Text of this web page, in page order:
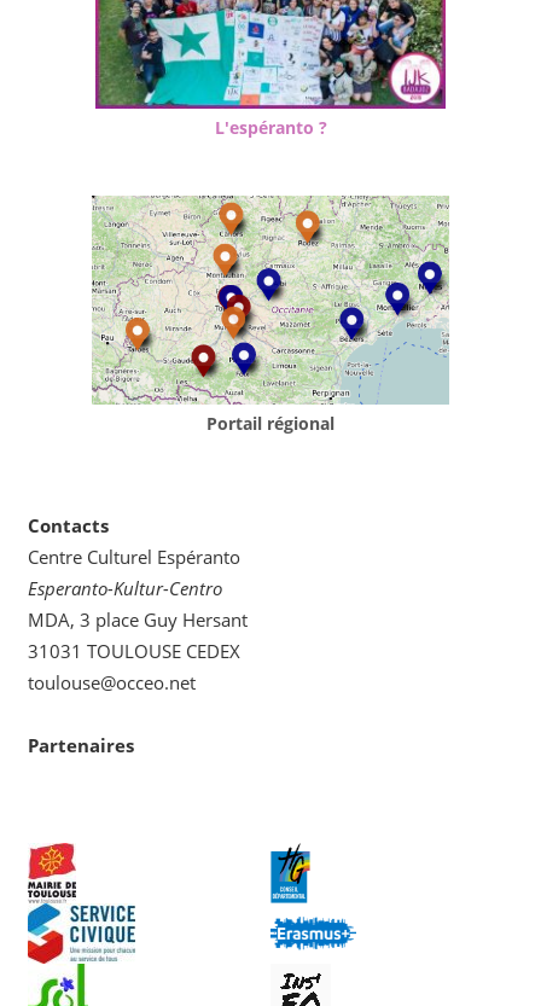
L'espéranto ?
Portail régional
Contacts
Centre Culturel Espéranto
Esperanto-Kultur-Centro
MDA, 3 place Guy Hersant
31031 TOULOUSE CEDEX
toulouse@occeo.net
Partenaires